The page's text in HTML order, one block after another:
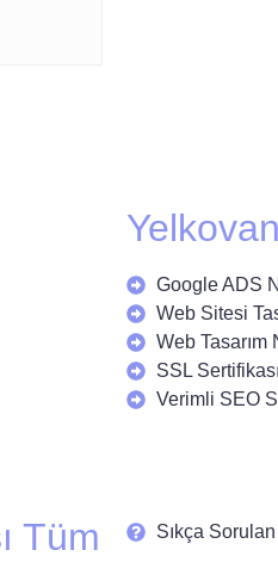
Google ADS
Web Sitesi
Web Tasarım
SSL
Verimli SEO
Tüm
Sıkça